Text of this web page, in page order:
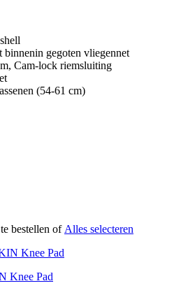
binnenin gegoten vliegennet
Cam-lock riemsluiting
(54-61 cm)
bestellen of Alles selecteren
Knee Pad